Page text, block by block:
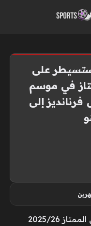
على
في موسم
فرنانديز إلى
لا يقتصر موسم الدوري الإنجليزي الممتاز 2025/26